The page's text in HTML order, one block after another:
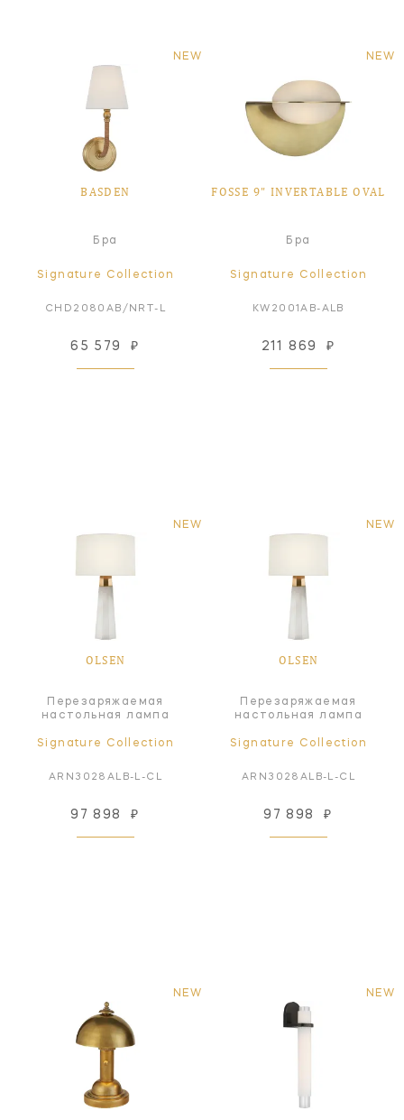
NEW
BASDEN
Бра
Signature Collection
CHD2080AB/NRT-L
65 579 ₽
NEW
FOSSE 9" INVERTABLE OVAL
Бра
Signature Collection
KW2001AB-ALB
211 869 ₽
NEW
OLSEN
Перезаряжаемая
настольная лампа
Signature Collection
ARN3028ALB-L-CL
97 898 ₽
NEW
OLSEN
Перезаряжаемая
настольная лампа
Signature Collection
ARN3028ALB-L-CL
97 898 ₽
NEW NEW